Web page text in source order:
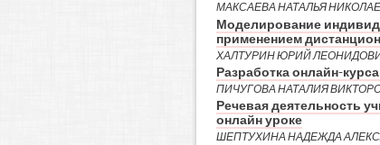
МАКСАЕВА НАТАЛЬЯ
Моделирование
применением
ХАЛТУРИН ЮРИЙ
Разработка онлайн-
ПИЧУГОВА НАТАЛИЯ
Речевая деятельность
онлайн уроке
ШЕПТУХИНА НАДЕЖДА